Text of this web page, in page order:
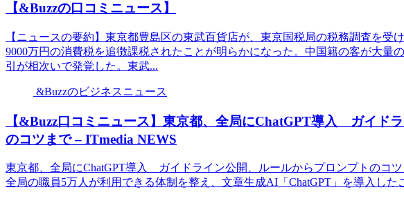
【&Buzzの口コミニュース】
【ニュースの要約】東京都豊島区の東武百貨店が、東京国税局の税務調査を受
9000万円の消費税を追徴課税されたことが明らかになった。中国籍の客が大量
引が相次いで発覚した。東武...
&Buzzのビジネスニュース
【&Buzz口コミニュース】東京都、全局にChatGPT導入 ガイド
のコツまで – ITmedia NEWS
東京都、全局にChatGPT導入 ガイドライン公開、ルールからプロンプトのコツ
全局の職員5万人が利用できる体制を整え、文章生成AI「ChatGPT」を導入した